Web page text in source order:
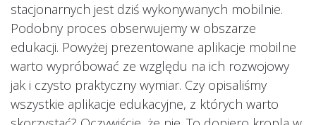
stacjonarnych jest dziś wykonywanych mobilnie.
Podobny proces obserwujemy w obszarze
edukacji. Powyżej prezentowane aplikacje mobilne
warto wypróbować ze względu na ich rozwojowy
jak i czysto praktyczny wymiar. Czy opisaliśmy
wszystkie aplikacje edukacyjne, z których warto